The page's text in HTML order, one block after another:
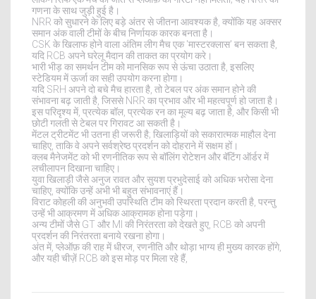
गणना के साथ जुड़ी हुई है।
NRR को सुधारने के लिए बड़े अंतर से जीतना आवश्यक है, क्योंकि यह अक्सर
समान अंक वाली टीमों के बीच निर्णायक कारक बनता है।
CSK के खिलाफ होने वाला अंतिम लीग मैच एक 'मास्टरक्लास' बन सकता है,
यदि RCB अपने घरेलू मैदान की ताकत का प्रयोग करे।
भारी भीड़ का समर्थन टीम को मानसिक रूप से ऊंचा उठाता है, इसलिए
स्टेडियम में ऊर्जा का सही उपयोग करना होगा।
यदि SRH अपने दो बचे मैच हारता है, तो टेबल पर अंक समान होने की
संभावना बढ़ जाती है, जिससे NRR का प्रभाव और भी महत्वपूर्ण हो जाता है।
इस परिदृश्य में, प्रत्येक बॉल, प्रत्येक रन का मूल्य बढ़ जाता है, और किसी भी
छोटी गलती से टेबल पर गिरावट आ सकती है।
मेंटल ट्रीटमेंट भी उतना ही जरूरी है; खिलाड़ियों को सकारात्मक माहौल देना
चाहिए, ताकि वे अपने सर्वश्रेष्ठ प्रदर्शन को दोहराने में सक्षम हों।
क्लब मैनेजमेंट को भी रणनीतिक रूप से बॉलिंग रोटेशन और बॅटिंग ऑर्डर में
लचीलापन दिखाना चाहिए।
युवा खिलाड़ी जैसे अनुज रावत और सुयश प्रभुदेसाई को अधिक भरोसा देना
चाहिए, क्योंकि उन्हें अभी भी बहुत संभावनाएं हैं।
विराट कोहली की अनुभवी उपस्थिति टीम को स्थिरता प्रदान करती है, परन्तु
उन्हें भी आक्रमण में अधिक आक्रामक होना पड़ेगा।
अन्य टीमों जैसे GT और MI की निरंतरता को देखते हुए, RCB को अपनी
प्रदर्शन की निरंतरता बनाये रखना होगा।
अंत में, प्लेऑफ़ की राह में धीरज, रणनीति और थोड़ा भाग्य ही मुख्य कारक होंगे,
और यही चीज़ें RCB को इस मोड़ पर मिला रहे हैं,